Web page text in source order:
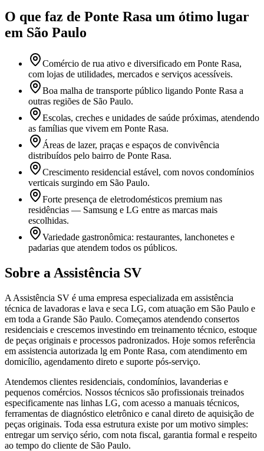
O que faz de Ponte Rasa um ótimo lugar
em São Paulo
Comércio de rua ativo e diversificado em Ponte Rasa,
com lojas de utilidades, mercados e serviços acessíveis.
Boa malha de transporte público ligando Ponte Rasa a
outras regiões de São Paulo.
Escolas, creches e unidades de saúde próximas, atendendo
as famílias que vivem em Ponte Rasa.
Áreas de lazer, praças e espaços de convivência
distribuídos pelo bairro de Ponte Rasa.
Crescimento residencial estável, com novos condomínios
verticais surgindo em São Paulo.
Forte presença de eletrodomésticos premium nas
residências — Samsung e LG entre as marcas mais
escolhidas.
Variedade gastronômica: restaurantes, lanchonetes e
padarias que atendem todos os públicos.
Sobre a Assistência SV
A Assistência SV é uma empresa especializada em assistência
técnica de lavadoras e lava e seca LG, com atuação em São Paulo e
em toda a Grande São Paulo. Começamos atendendo consertos
residenciais e crescemos investindo em treinamento técnico, estoque
de peças originais e processos padronizados. Hoje somos referência
em assistencia autorizada lg em Ponte Rasa, com atendimento em
domicílio, agendamento direto e suporte pós-serviço.
Atendemos clientes residenciais, condomínios, lavanderias e
pequenos comércios. Nossos técnicos são profissionais treinados
especificamente nas linhas LG, com acesso a manuais técnicos,
ferramentas de diagnóstico eletrônico e canal direto de aquisição de
peças originais. Toda essa estrutura existe por um motivo simples:
entregar um serviço sério, com nota fiscal, garantia formal e respeito
ao tempo do cliente de São Paulo.